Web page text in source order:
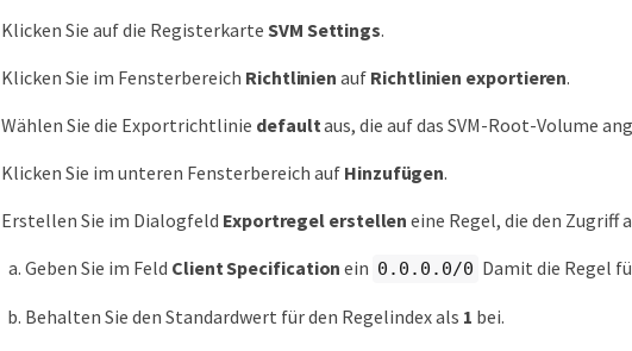
Klicken Sie auf die Registerkarte SVM Settings.
Klicken Sie im Fensterbereich Richtlinien auf Richtlinien exportieren.
Wählen Sie die Exportrichtlinie defaultaus, die auf das SVM-Root-Volume
Klicken Sie im unteren Fensterbereich auf Hinzufügen.
Erstellen Sie im Dialogfeld Exportregel erstellen eine Regel, die den Zugriff
Geben Sie im Feld Client Specification ein 0.0.0.0/0 Damit die Regel
Behalten Sie den Standardwert für den Regelindex als 1 bei.